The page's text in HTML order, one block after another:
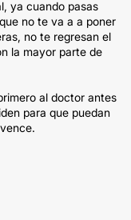
ya cuando pasas
no te va a a poner
no te regresan el
la mayor parte de
al doctor antes
para que puedan